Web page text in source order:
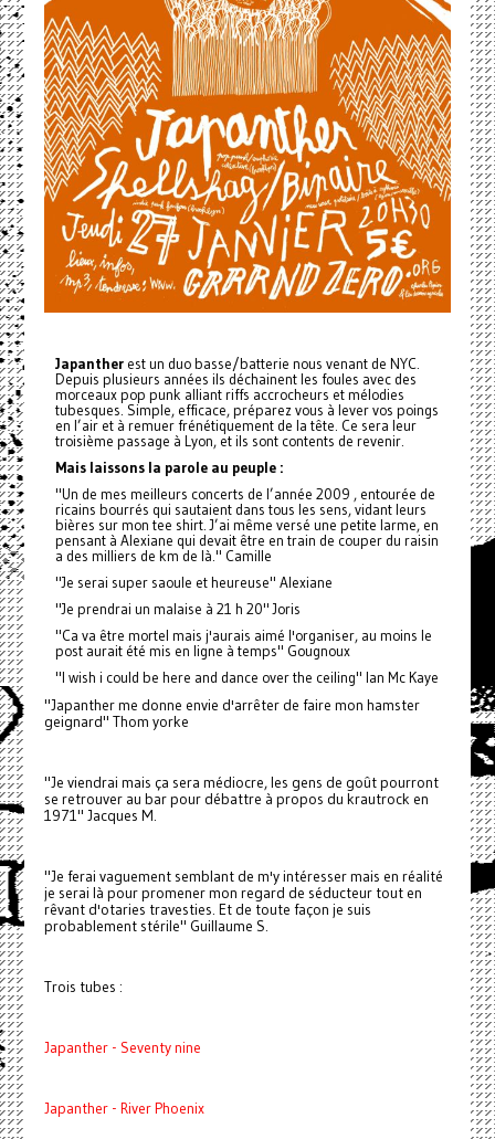
Japantherest un duo basse/batterie nous venant de NYC.
Depuis plusieurs années ils déchainent les foules avec des
morceaux pop punk alliant riffs accrocheurs et mélodies
tubesques. Simple, efficace, préparez vous à lever vos poings
en l’air et à remuer frénétiquement de la tête. Ce sera leur
troisième passage à Lyon, et ils sont contents de revenir.
Mais laissons la parole au peuple :
"Un de mes meilleurs concerts de l’année 2009 , entourée de
ricains bourrés qui sautaient dans tous les sens, vidant leurs
bières sur mon tee shirt. J’ai même versé une petite larme, en
pensant à Alexiane qui devait être en train de couper du raisin
a des milliers de km de là." Camille
"Je serai super saoule et heureuse" Alexiane
"Je prendrai un malaise à 21 h 20" Joris
"Ca va être mortel mais j'aurais aimé l'organiser, au moins le
post aurait été mis en ligne à temps" Gougnoux
"I wish i could be here and dance over the ceiling" Ian Mc Kaye
"Japanther me donne envie d'arrêter de faire mon hamster
geignard" Thom yorke
"Je viendrai mais ça sera médiocre, les gens de goût pourront
se retrouver au bar pour débattre à propos du krautrock en
1971" Jacques M.
"Je ferai vaguement semblant de m'y intéresser mais en réalité
je serai là pour promener mon regard de séducteur tout en
rêvant d'otaries travesties. Et de toute façon je suis
probablement stérile" Guillaume S.
Trois tubes :
Japanther - Seventy nine
Japanther - River Phoenix